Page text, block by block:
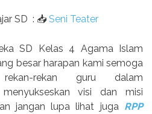
SD : 📥 Seni Teater
SD Kelas 4 Agama Islam
besar harapan kami semoga
rekan guru dalam
visi dan misi
jangan lupa lihat juga RPP